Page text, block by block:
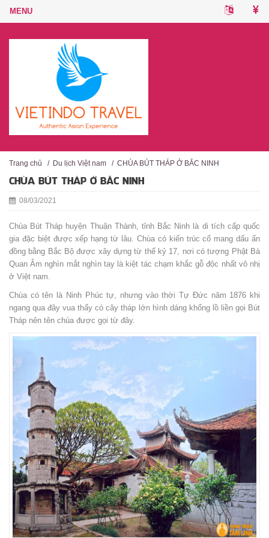
Trang chủ / Du lịch Việt nam / CHÙA BÚT THÁP Ở BẮC NINH
CHÙA BÚT THÁP Ở BẮC NINH
08/03/2021
Chùa Bút Tháp huyện Thuận Thành, tỉnh Bắc Ninh là di tích cấp quốc
gia đặc biệt được xếp hạng từ lâu. Chùa có kiến trúc cổ mang dấu ấn
đồng bằng Bắc Bộ được xây dựng từ thế kỷ 17, nơi có tượng Phật Bà
Quan Âm nghìn mắt nghìn tay là kiệt tác chạm khắc gỗ độc nhất vô nhị
ở Việt nam.
Chùa có tên là Ninh Phúc tự, nhưng vào thời Tự Đức năm 1876 khi
ngang qua đây vua thấy có cây tháp lớn hình dáng khổng lồ liền gọi Bút
Tháp nên tên chùa được gọi từ đây.